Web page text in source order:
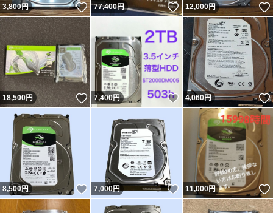
3,800円 いいね！
77,400円 いいね！
12,000円
18,500円 いいね！
7,400円 いいね！
4,060円
8,500円 いいね！
7,000円 いいね！
11,000円